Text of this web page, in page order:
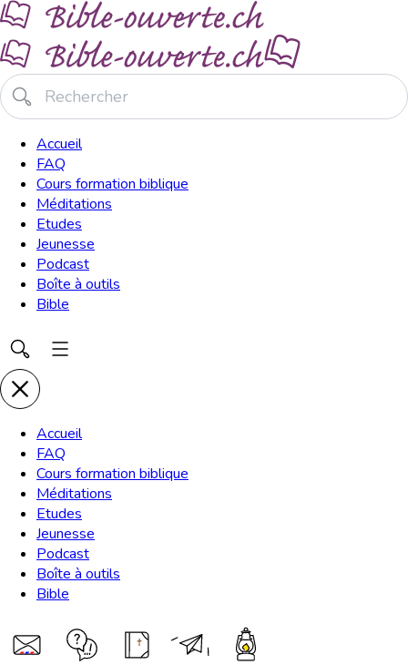
Accueil
FAQ
Cours formation biblique
Méditations
Etudes
Jeunesse
Podcast
Boîte à outils
Bible
Accueil
FAQ
Cours formation biblique
Méditations
Etudes
Jeunesse
Podcast
Boîte à outils
Bible